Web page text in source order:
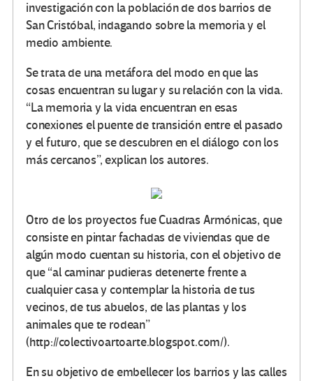
investigación con la población de dos barrios de
San Cristóbal, indagando sobre la memoria y el
medio ambiente.
Se trata de una metáfora del modo en que las
cosas encuentran su lugar y su relación con la vida.
“La memoria y la vida encuentran en esas
conexiones el puente de transición entre el pasado
y el futuro, que se descubren en el diálogo con los
más cercanos”, explican los autores.
Otro de los proyectos fue Cuadras Armónicas, que
consiste en pintar fachadas de viviendas que de
algún modo cuentan su historia, con el objetivo de
que “al caminar pudieras detenerte frente a
cualquier casa y contemplar la historia de tus
vecinos, de tus abuelos, de las plantas y los
animales que te rodean”
(http://colectivoartoarte.blogspot.com/).
En su objetivo de embellecer los barrios y las calles